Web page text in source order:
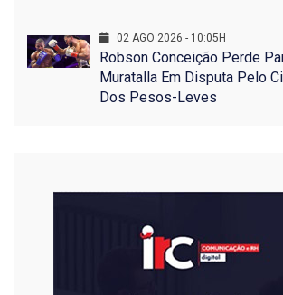
02 AGO 2026 - 10:05H
Robson Conceição Perde
Muratalla Em Disputa Pelo
Dos Pesos-Leves